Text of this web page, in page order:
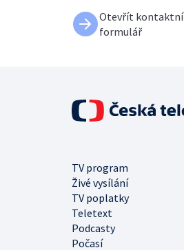
Otevřít kontaktní
formulář
TV program
Živé vysílání
TV poplatky
Teletext
Podcasty
Počasí